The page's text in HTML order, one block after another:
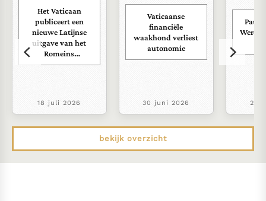
Het Vaticaan
publiceert een
nieuwe Latijnse
uitgave van het
Romeins
martyrologium
18 juli 2026
Vaticaanse
financiële
waakhond verliest
autonomie
30 juni 2026
Paus
22
bekijk overzicht